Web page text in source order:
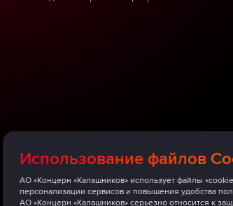
Использование файлов
АО «Концерн «Калашников» использует файлы
персонализации сервисов и повышения удобства
АО «Концерн «Калашников» серьезно относится к